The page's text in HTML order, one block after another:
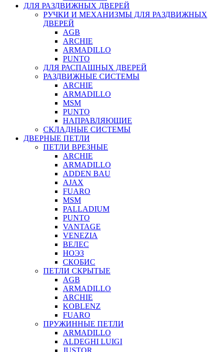
ДЛЯ РАЗДВИЖНЫХ ДВЕРЕЙ
РУЧКИ И МЕХАНИЗМЫ ДЛЯ РАЗДВИЖНЫХ
ДВЕРЕЙ
AGB
ARCHIE
ARMADILLO
PUNTO
ДЛЯ РАСПАШНЫХ ДВЕРЕЙ
РАЗДВИЖНЫЕ СИСТЕМЫ
ARCHIE
ARMADILLO
MSM
PUNTO
НАПРАВЛЯЮЩИЕ
СКЛАДНЫЕ СИСТЕМЫ
ДВЕРНЫЕ ПЕТЛИ
ПЕТЛИ ВРЕЗНЫЕ
ARCHIE
ARMADILLO
ADDEN BAU
AJAX
FUARO
MSM
PALLADIUM
PUNTO
VANTAGE
VENEZIA
ВЕЛЕС
НОЭЗ
СКОБИС
ПЕТЛИ СКРЫТЫЕ
AGB
ARMADILLO
ARCHIE
KOBLENZ
FUARO
ПРУЖИННЫЕ ПЕТЛИ
ARMADILLO
ALDEGHI LUIGI
JUSTOR